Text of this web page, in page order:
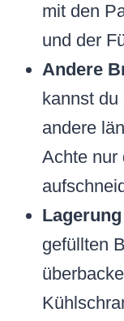
mit den
und der
Andere
kannst
andere
Achte nur
gefüllten